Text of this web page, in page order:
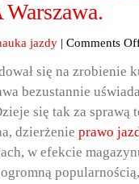
jazdy | Comments
się na zrobienie
bezustannie
się tak za sprawą
dzierżenie prawo
w efekcie